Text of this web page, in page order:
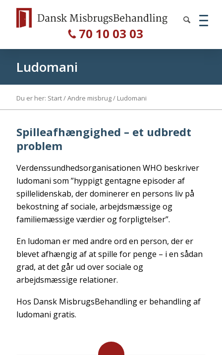
70 10 03 03
Ludomani
Du er her: Start/Andre misbrug/ Ludomani
Spilleafhængighed – et udbredt
problem
Verdenssundhedsorganisationen WHO beskriver
ludomani som ”hyppigt gentagne episoder af
spillelidenskab, der dominerer en persons liv på
bekostning af sociale, arbejdsmæssige og
familiemæssige værdier og forpligtelser”.
En ludoman er med andre ord en person, der er
blevet afhængig af at spille for penge – i en sådan
grad, at det går ud over sociale og
arbejdsmæssige relationer.
Hos Dansk MisbrugsBehandling er behandling af
ludomani gratis.